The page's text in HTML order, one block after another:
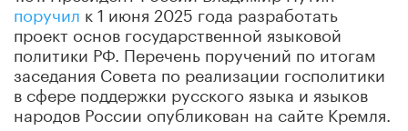
поручил к 1 июня 2025 года разработать
проект основ государственной языковой
политики РФ. Перечень поручений по итогам
заседания Совета по реализации госполитики
в сфере поддержки русского языка и языков
народов России опубликован на сайте Кремля.